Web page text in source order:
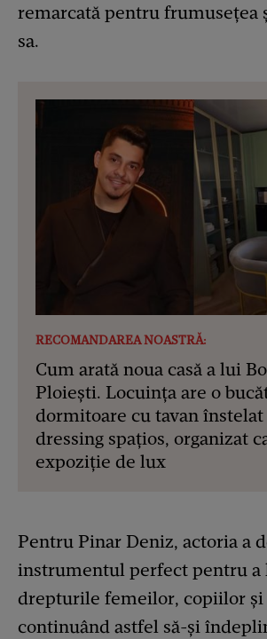
remarcată pentru frumusețea
sa.
RECOMANDAREA NOASTRĂ:
Cum arată noua casă a lui
Ploiești. Locuința are o
dormitoare cu tavan
dressing spațios, organizat
expoziție de lux
Pentru Pinar Deniz, actoria a
instrumentul perfect pentru a
drepturile femeilor, copiilor și
continuând astfel să-și